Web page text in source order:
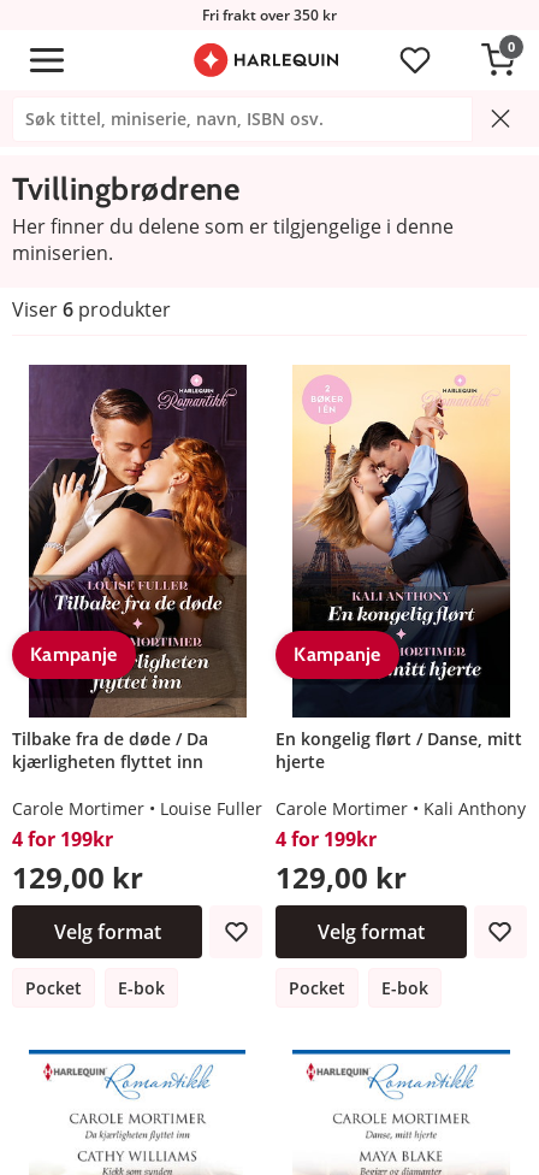
Fri frakt over 350 kr
0
Tvillingbrødrene
Her finner du delene som er tilgjengelige i denne
miniserien.
Viser6 produkter
Kampanje
Tilbake fra de døde / Da
kjærligheten flyttet inn
Carole Mortimer Louise Fuller
4 for 199kr
129,00 kr
Velg format
Pocket E-bok
Kampanje
En kongelig flørt / Danse, mitt
hjerte
Carole Mortimer Kali Anthony
4 for 199kr
129,00 kr
Velg format
Pocket E-bok